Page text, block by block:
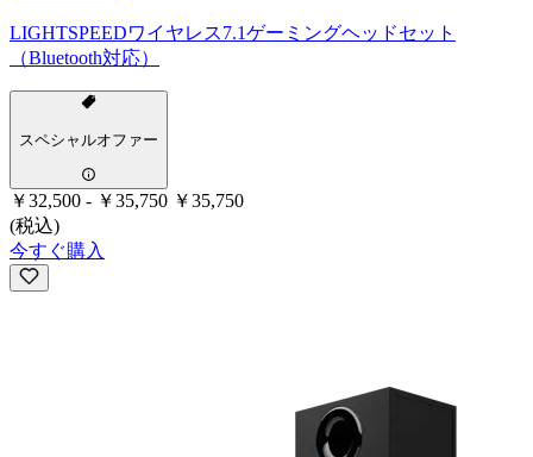
LIGHTSPEEDワイヤレス7.1ゲーミングヘッドセット
（Bluetooth対応）
スペシャルオファー
￥32,500 - ￥35,750 ￥35,750
(税込)
今すぐ購入